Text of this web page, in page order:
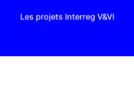
Les projets Interreg V&VI